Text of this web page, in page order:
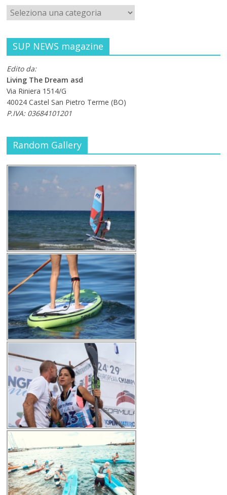
SUP NEWS magazine
Edito da:
Living The Dream asd
Via Riniera 1514/G
40024 Castel San Pietro Terme (BO)
P.IVA: 03684101201
Random Gallery